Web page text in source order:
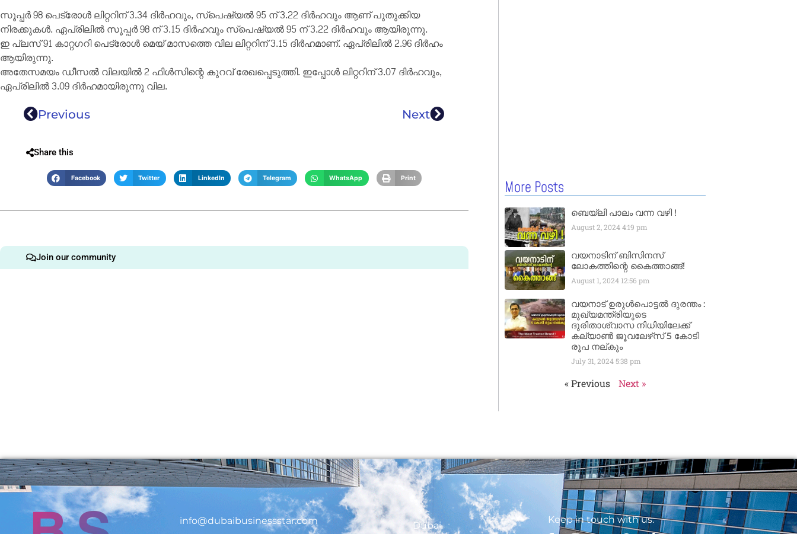
സൂപ്പർ 98 പെട്രോൾ ലിറ്ററിന് 3.34 ദിർഹവും, സ്പെഷ്യൽ 95 ന് 3.22 ദിർഹവും ആണ് പുതുക്കിയ
നിരക്കുകൾ. ഏപ്രിലിൽ സൂപ്പർ 98 ന് 3.15 ദിർഹവും സ്പെഷ്യൽ 95 ന് 3.22 ദിർഹവും ആയിരുന്നു.
ഇ പ്ലസ് 91 കാറ്റഗറി പെട്രോൾ മെയ് മാസത്തെ വില ലിറ്ററിന് 3.15 ദിർഹമാണ്. ഏപ്രിലിൽ 2.96 ദിർഹം
ആയിരുന്നു.
അതേസമയം ഡീസൽ വിലയിൽ 2 ഫിൾസിന്റെ കുറവ് രേഖപ്പെടുത്തി. ഇപ്പോൾ ലിറ്ററിന് 3.07 ദിർഹവും,
ഏപ്രിലിൽ 3.09 ദിർഹമായിരുന്നു വില.
Previous Next
Share this
Facebook Twitter LinkedIn Telegram WhatsApp Print
Join our community
More Posts
ബെയ്‌ലി പാലം വന്ന വഴി !
August 2, 20244:19 pm
വയനാടിന് ബിസിനസ്
ലോകത്തിന്റെ കൈത്താങ്ങ്!
August 1, 2024 12:56 pm
വയനാട് ഉരുള്‍പൊട്ടൽ ദുരന്തം :
മുഖ്യമന്ത്രിയുടെ
ദുരിതാശ്വാസ നിധിയിലേക്ക്
കല്യാണ്‍ ജൂവലേഴ്‌സ് 5 കോടി
രൂപ നല്‌കും
July 31, 20245:38 pm
« Previous Next »
info@dubaibusinessstar.com
Dubai
Keep in touch with us.